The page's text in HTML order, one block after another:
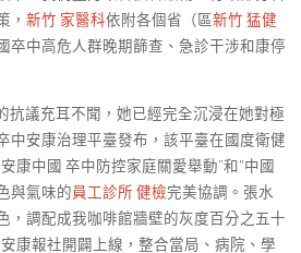
， 新竹 家醫科依附各個省（區新竹 猛健
卒中高危人群晚期篩查、急診干涉和康停
抗議充耳不聞，她已經完全沉浸在她對極
中安康治理平臺發布，該平臺在國度衛健
康中國 卒中防控家庭關愛舉動”和“中國
與氣味的員工診所 健檢完美協調。張水
，調配成我咖啡館牆壁的灰度百分之五十
康報社開闢上線，整合當局、病院、學